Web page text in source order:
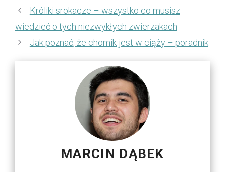
Króliki srokacze – wszystko co musisz
wiedzieć o tych niezwykłych zwierzakach
Jak poznać, że chomik jest w ciąży – poradnik
MARCIN DĄBEK